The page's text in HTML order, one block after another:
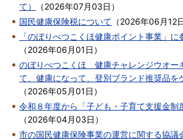
て）
（2026年07月03日 ）
国民健康保険税について （2026年06月12
「のぼりべつこくほ健康ポイント事業」に
（2026年06月01日 ）
のぼりべつこくほ 健康チャレンジウオー
て、健康になって、登別ブランド推奨品を
（2026年05月01日 ）
令和８年度から「子ども・子育て支援金制
（2026年04月03日 ）
市の国民健康保険事業の運営に関する協議